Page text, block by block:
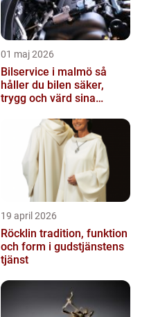
01 maj 2026
Bilservice i malmö så
håller du bilen säker,
trygg och värd sina
19 april 2026
Röcklin tradition, funktion
och form i gudstjänstens
tjänst